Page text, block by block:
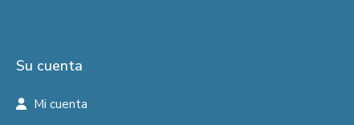
Su cuenta
Mi cuenta